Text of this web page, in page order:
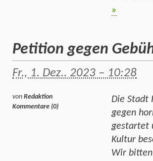
»
Petition gegen
Fr., 1. Dez.. 2023 – 10:28
Die Stadt
gegen
gestartet
Kultur
Wir bitten
von Redaktion
Kommentare (0)